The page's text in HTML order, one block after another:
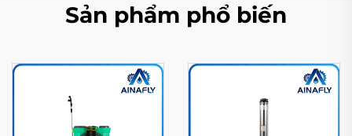
Sản phẩm phổ biến